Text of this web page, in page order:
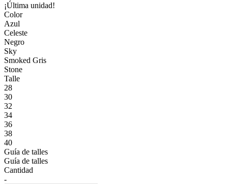
¡Última unidad!
Color
Azul
Celeste
Negro
Sky
Smoked Gris
Stone
Talle
28
30
32
34
36
38
40
Guía de talles
Guía de talles
Cantidad
-